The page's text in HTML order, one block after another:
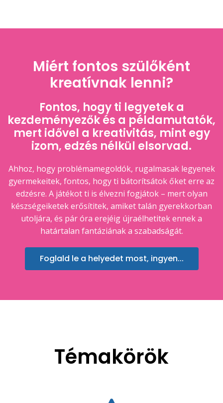
Miért fontos szülőként
kreatívnak lenni?
Fontos, hogy ti legyetek a
kezdeményezők és a példamutatók,
mert idővel a kreativitás, mint egy
izom, edzés nélkül elsorvad.
Ahhoz, hogy problémamegoldók, rugalmasak legyenek
gyermekeitek, fontos, hogy ti bátorítsátok őket erre az
edzésre. A játékot ti is élvezni fogjátok – mert olyan
készségeiketek erősítitek, amiket talán gyerekkorban
utoljára, és pár óra erejéig újraélhetitek ennek a
határtalan fantáziának a szabadságát.
Foglald le a helyedet most, ingyen...
Témakörök